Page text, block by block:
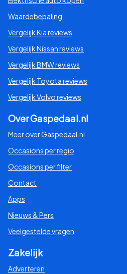
Waardebepaling
Vergelijk Kia reviews
Vergelijk Nissan reviews
Vergelijk BMW reviews
Vergelijk Toyota reviews
Vergelijk Volvo reviews
Over Gaspedaal.nl
Meer over Gaspedaal.nl
Occasions per regio
Occasions per filter
Contact
Apps
Nieuws & Pers
Veelgestelde vragen
Zakelijk
Adverteren